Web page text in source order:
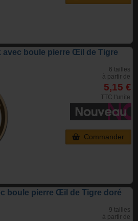
avec boule pierre Œil de Tigre
6 tailles
à partir de
5,15 €
TTC l'unite
Commander
boule pierre Œil de Tigre doré
9 tailles
à partir de